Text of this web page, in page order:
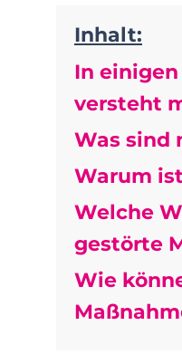
Inhalt:
In
versteht
Was sind
Warum
Welche
gestörte
Wie